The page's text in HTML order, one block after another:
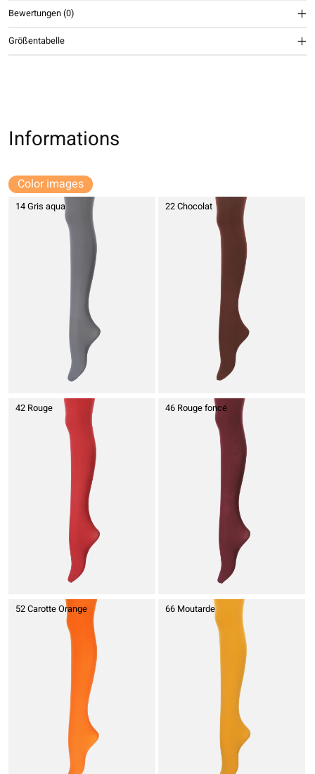
Bewertungen (0)
Größentabelle
Informations
Color images
14 Gris aqua 22 Chocolat
42 Rouge 46 Rouge foncé
52 Carotte Orange 66 Moutarde